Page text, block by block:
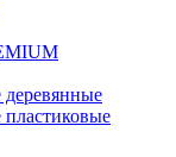
деревянные